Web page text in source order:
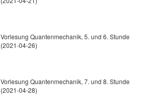
Vorlesung Quantenmechanik, 5. und 6. Stunde
(2021-04-26)
Vorlesung Quantenmechanik, 7. und 8. Stunde
(2021-04-28)